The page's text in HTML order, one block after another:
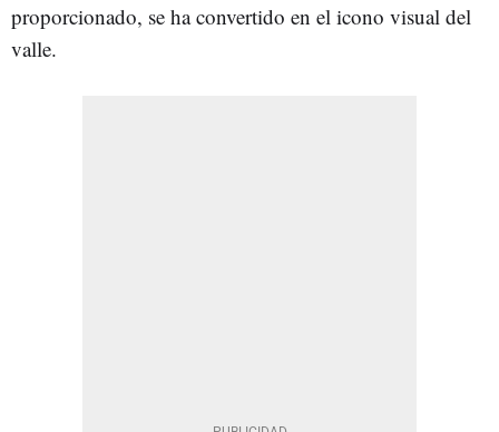
proporcionado, se ha convertido en el icono visual del
valle.